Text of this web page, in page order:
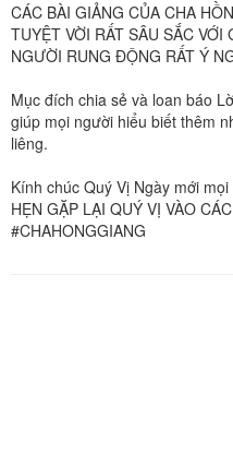
CÁC BÀI GIẢNG CỦA CHA
TUYỆT VỜI RẤT SÂU SẮC
NGƯỜI RUNG ĐỘNG RẤT Ý
Mục đích chia sẻ và loan báo
giúp mọi người hiểu biết thêm
liêng.
Kính chúc Quý Vị Ngày mới
HẸN GẶP LẠI QUÝ VỊ VÀO
#CHAHONGGIANG